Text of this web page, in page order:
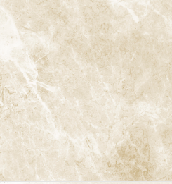
南3-37-14 第二北原ビル3階
ぶき歯科・矯正歯科」 は、JR中
分 / JR中央/総武線「阿佐ケ谷駅」
南阿佐ケ谷駅」徒歩8分の、駅す
る歯医者です。杉並区や中野区、新
らも患者様に来院頂きやすい環境
すめなどによってご来院される場
をご確認ください。